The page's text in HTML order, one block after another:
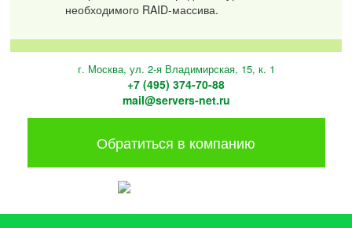
необходимого RAID-массива.
г. Москва, ул. 2-я Владимирская, 15, к. 1
+7 (495) 374-70-88
mail@servers-net.ru
Обратиться в компанию